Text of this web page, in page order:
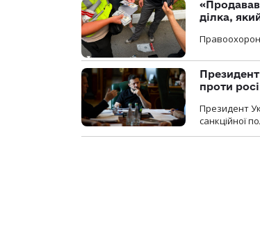
ділка,
проти
Президент
санкційної